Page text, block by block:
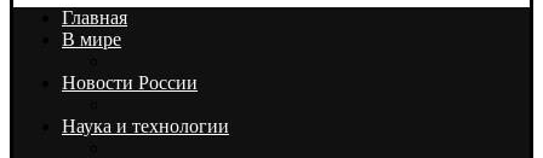
Главная
В мире
Новости России
Наука и технологии